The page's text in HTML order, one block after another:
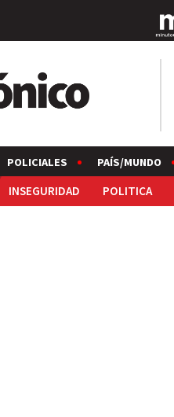
POLICIALES PAÍS/MUNDO
INSEGURIDAD POLITICA